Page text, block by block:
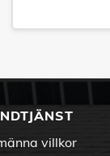
villkor